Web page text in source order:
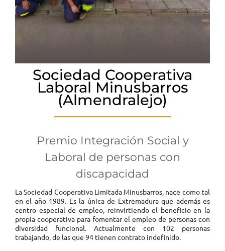
Sociedad Cooperativa
Laboral Minusbarros
(Almendralejo)
Premio Integración Social y
Laboral de personas con
discapacidad
La Sociedad Cooperativa Limitada Minusbarros, nace como tal
en el año 1989. Es la única de Extremadura que además es
centro especial de empleo, reinvirtiendo el beneficio en la
propia cooperativa para fomentar el empleo de personas con
diversidad funcional. Actualmente con 102 personas
trabajando, de las que 94 tienen contrato indefinido.